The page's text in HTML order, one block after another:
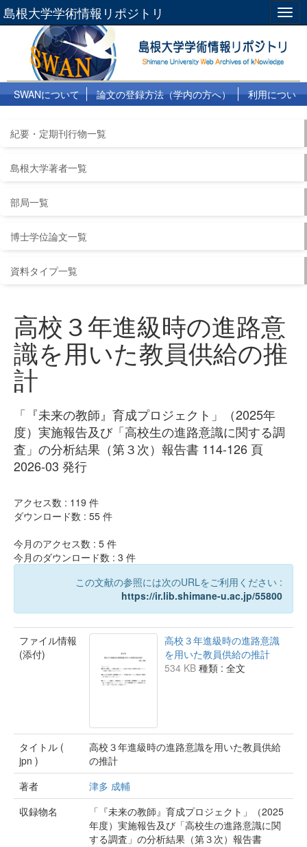
島根大学学術情報リポジトリ
SWANについて 論文の登録方法（学内の方へ）
利用につい
紀要・定期刊行物一覧
島根大学著者一覧
部局一覧
博士学位論文一覧
資料タイプ一覧
高校３年進級時の進路意
識を用いた教員供給の推
計
「『未来の教師』育成プロジェクト」（2025年
度）実施報告及び「高校生の進路意識に関する調
査」の分析結果（第３次）報告書 114-126 頁
2026-03 発行
アクセス数 : 119 件
ダウンロード数 : 55 件
今月のアクセス数 : 5 件
今月のダウンロード数 : 3 件
この文献の参照には次のURLをご利用ください :
https://ir.lib.shimane-u.ac.jp/55800
ファイル情報
(添付)
高校３年進級時の進路意識
を用いた教員供給の推計
534 KB 種類 : 全文
タイトル (
jpn )
高校３年進級時の進路意識を用いた教員供給
の推計
著者
津多 成輔
収録物名
「『未来の教師』育成プロジェクト」（2025
年度）実施報告及び「高校生の進路意識に関
する調査」の分析結果（第３次）報告書